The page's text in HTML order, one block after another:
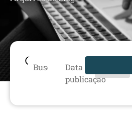
Data de
publicação